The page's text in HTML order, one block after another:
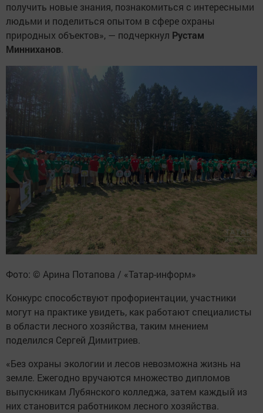
получить новые знания, познакомиться с интересными
людьми и поделиться опытом в сфере охраны
природных объектов», — подчеркнул Рустам
Минниханов.
Фото: © Арина Потапова / «Татар-информ»
Конкурс способствуют профориентации, участники
могут на практике увидеть, как работают специалисты
в области лесного хозяйства, таким мнением
поделился Сергей Димитриев.
«Без охраны экологии и лесов невозможна жизнь на
земле. Ежегодно вручаются множество дипломов
выпускникам Лубянского колледжа, затем каждый из
них становится работником лесного хозяйства.